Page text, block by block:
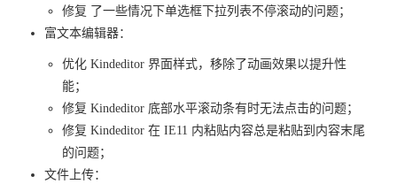
修复 了一些情况下单选框下拉列表不停滚动的问题；
富文本编辑器：
优化 Kindeditor 界面样式，移除了动画效果以提升性
能；
修复 Kindeditor 底部水平滚动条有时无法点击的问题；
修复 Kindeditor 在 IE11 内粘贴内容总是粘贴到内容末尾
的问题；
文件上传：